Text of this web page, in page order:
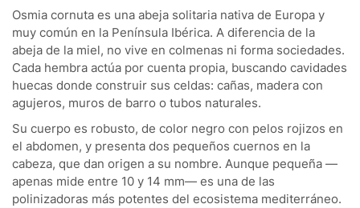
Osmia cornuta es una abeja solitaria nativa de Europa y
muy común en la Península Ibérica. A diferencia de la
abeja de la miel, no vive en colmenas ni forma sociedades.
Cada hembra actúa por cuenta propia, buscando cavidades
huecas donde construir sus celdas: cañas, madera con
agujeros, muros de barro o tubos naturales.
Su cuerpo es robusto, de color negro con pelos rojizos en
el abdomen, y presenta dos pequeños cuernos en la
cabeza, que dan origen a su nombre. Aunque pequeña —
apenas mide entre 10 y 14 mm— es una de las
polinizadoras más potentes del ecosistema mediterráneo.